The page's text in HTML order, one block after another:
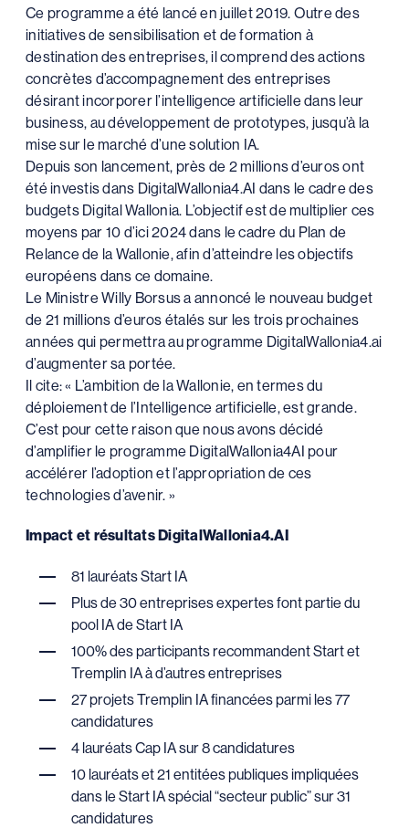
Ce programme a été lancé en juillet 2019. Outre des
initiatives de sensibilisation et de formation à
destination des entreprises, il comprend des actions
concrètes d’accompagnement des entreprises
désirant incorporer l’intelligence artificielle dans leur
business, au développement de prototypes, jusqu’à la
mise sur le marché d’une solution IA.
Depuis son lancement, près de 2 millions d’euros ont
été investis dans DigitalWallonia4.AI dans le cadre des
budgets Digital Wallonia. L’objectif est de multiplier ces
moyens par 10 d’ici 2024 dans le cadre du Plan de
Relance de la Wallonie, afin d’atteindre les objectifs
européens dans ce domaine.
Le Ministre Willy Borsus a annoncé le nouveau budget
de 21 millions d’euros étalés sur les trois prochaines
années qui permettra au programme DigitalWallonia4.ai
d’augmenter sa portée.
Il cite: « L’ambition de la Wallonie, en termes du
déploiement de l’Intelligence artificielle, est grande.
C’est pour cette raison que nous avons décidé
d’amplifier le programme DigitalWallonia4AI pour
accélérer l’adoption et l’appropriation de ces
technologies d’avenir. »
Impact et résultats DigitalWallonia4.AI
81 lauréats Start IA
Plus de 30 entreprises expertes font partie du
pool IA de Start IA
100% des participants recommandent Start et
Tremplin IA à d’autres entreprises
27 projets Tremplin IA financées parmi les 77
candidatures
4 lauréats Cap IA sur 8 candidatures
10 lauréats et 21 entitées publiques impliquées
dans le Start IA spécial “secteur public” sur 31
candidatures